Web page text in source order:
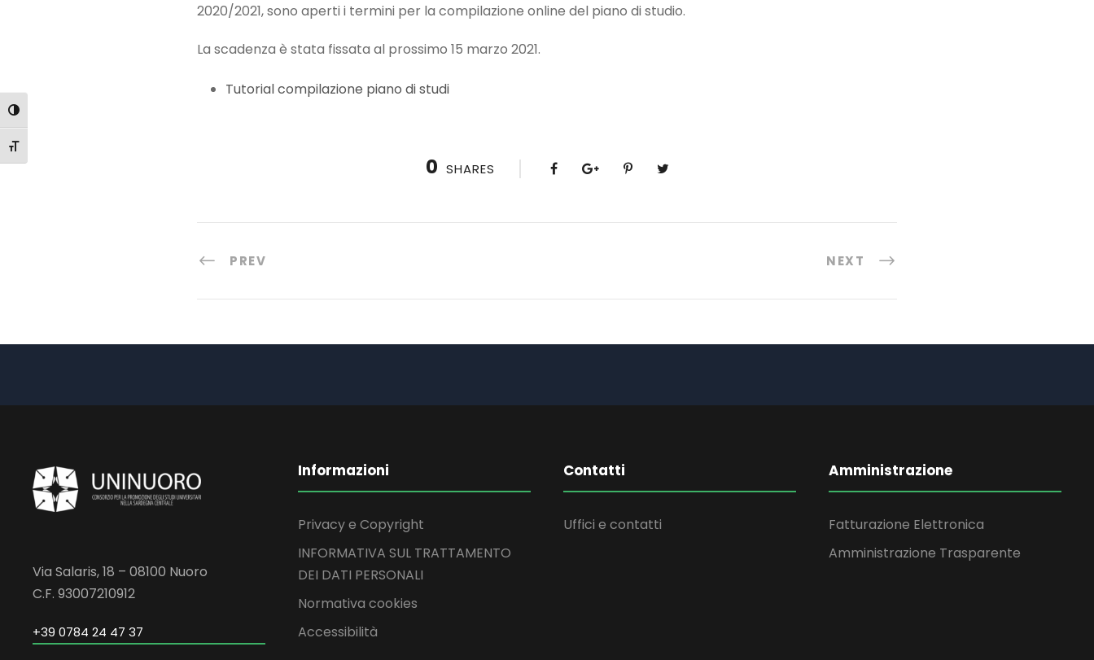
Attiva/disattiva alto contrasto
Attiva/disattiva dimensione testo
2020/2021, sono aperti i termini per la compilazione online del piano di studio.
La scadenza è stata fissata al prossimo 15 marzo 2021.
Tutorial compilazione piano di studi
0 SHARES
PREV NEXT
Via Salaris, 18 – 08100 Nuoro
C.F. 93007210912
+39 0784 24 47 37
Informazioni
Privacy e Copyright
INFORMATIVA SUL TRATTAMENTO
DEI DATI PERSONALI
Normativa cookies
Accessibilità
Contatti
Uffici e contatti
Amministrazione
Fatturazione Elettronica
Amministrazione Trasparente